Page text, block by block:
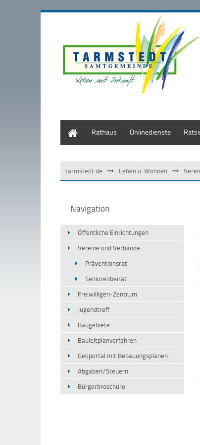
Rathaus Onlinedienste
tarmstedt.de Leben u. Wohnen
Navigation
Öffentliche Einrichtungen
Vereine und Verbände
Präventionsrat
Seniorenbeirat
Freiwilligen-Zentrum
Jugendtreff
Baugebiete
Bauleitplanverfahren
Geoportal mit Bebauungsplänen
Abgaben/Steuern
Bürgerbroschüre